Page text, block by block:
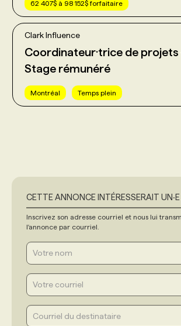
62 407$ à 98 152$ forfaitaire
Clark Influence
Coordinateur·trice de projets
Stage rémunéré
Montréal Temps plein
CETTE ANNONCE INTÉRESSERAIT UN‧E
Inscrivez son adresse courriel et nous lui
l'annonce par courriel.